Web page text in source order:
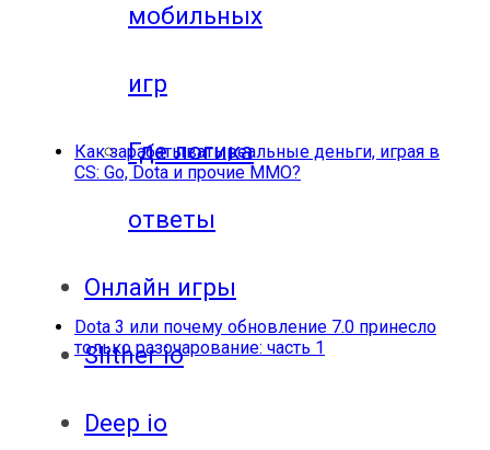
мобильных
игр
Где логика
ответы
Онлайн игры
Slither io
Deep io
Как зарабатывать реальные деньги, играя в
CS: Go, Dota и прочие ММО?
Dota 3 или почему обновление 7.0 принесло
только разочарование: часть 1